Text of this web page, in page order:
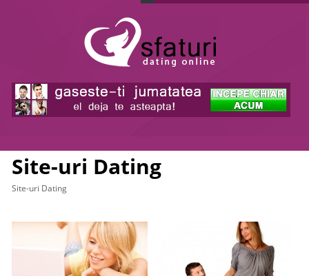
Site-uri Dating
Site-uri Dating